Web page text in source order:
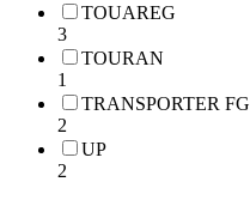
TOUAREG
3
TOURAN
1
TRANSPORTER FG
2
UP
2